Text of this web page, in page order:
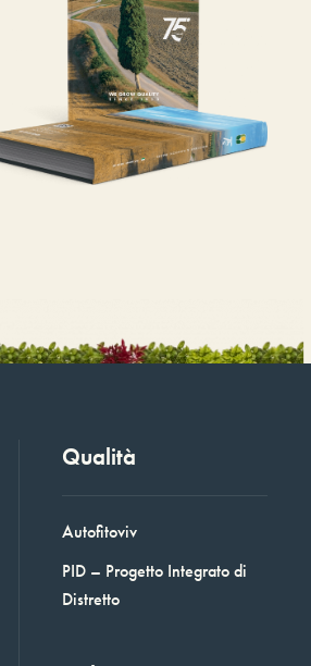
Qualità
Autofitoviv
PID – Progetto Integrato di
Distretto